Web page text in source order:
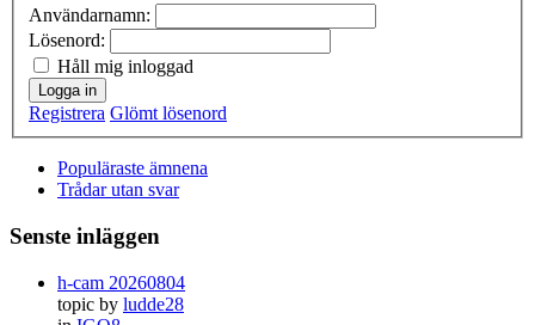
Användarnamn:
Lösenord:
Håll mig inloggad
Logga in
Registrera Glömt lösenord
Populäraste ämnena
Trådar utan svar
Senste inläggen
h-cam 20260804
topic by ludde28